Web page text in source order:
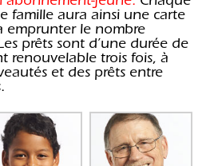
famille aura ainsi une carte
emprunter le nombre
prêts sont d’une durée de
renouvelable trois fois, à
et des prêts entre